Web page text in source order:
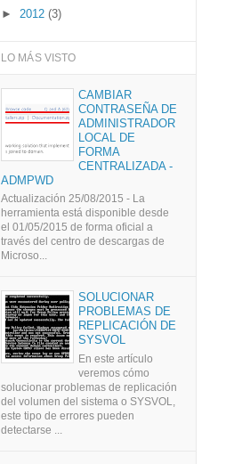
► 2012 (3)
LO MÁS VISTO
CAMBIAR
CONTRASEÑA DE
ADMINISTRADOR
LOCAL DE
FORMA
CENTRALIZADA -
ADMPWD
Actualización 25/08/2015 - La
herramienta está disponible desde
el 01/05/2015 de forma oficial a
través del centro de descargas de
Microso...
SOLUCIONAR
PROBLEMAS DE
REPLICACIÓN DE
SYSVOL
En este artículo
veremos cómo
solucionar problemas de replicación
del volumen del sistema o SYSVOL,
este tipo de errores pueden
detectarse ...